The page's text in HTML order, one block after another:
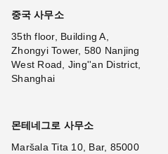
중국 사무소
35th floor, Building A,
Zhongyi Tower, 580 Nanjing
West Road, Jing''an District,
Shanghai
몬테네그로 사무소
Maršala Tita 10, Bar, 85000